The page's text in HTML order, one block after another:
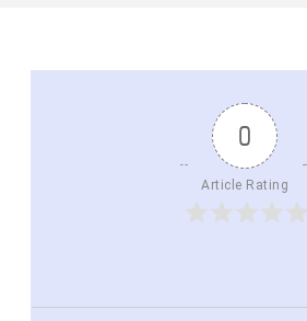
0
Article Rating